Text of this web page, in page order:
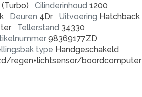
Cilinderinhoud 1200
Deuren 4Dr Uitvoering Hatchback
Tellerstand 34330
98369177ZD
type Handgeschakeld
regen+lichtsensor/boordcomputer